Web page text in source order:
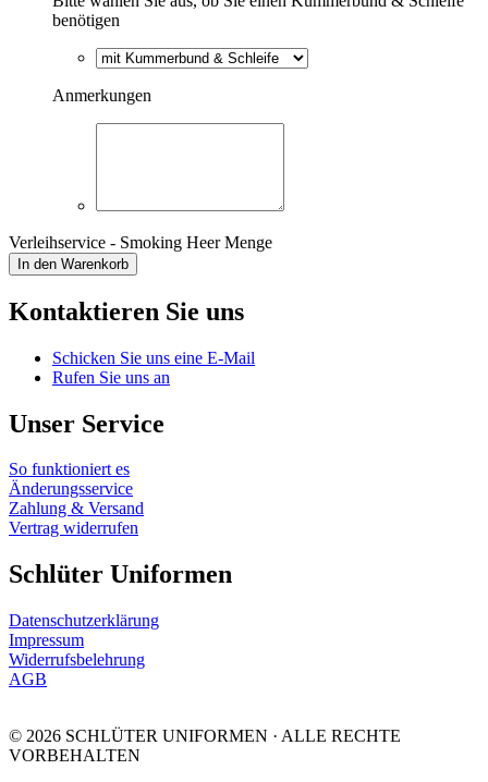
benötigen
Anmerkungen
Verleihservice - Smoking Heer Menge
In den Warenkorb
Kontaktieren Sie uns
Schicken Sie uns eine E-Mail
Rufen Sie uns an
Unser Service
So funktioniert es
Änderungsservice
Zahlung & Versand
Vertrag widerrufen
Schlüter Uniformen
Datenschutzerklärung
Impressum
Widerrufsbelehrung
AGB
© 2026 SCHLÜTER UNIFORMEN · ALLE RECHTE
VORBEHALTEN